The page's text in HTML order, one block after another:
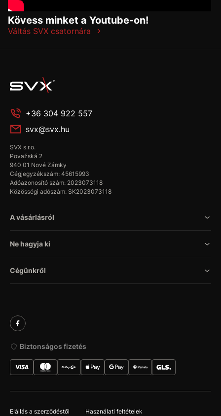
Kövess minket a Youtube-on!
Váltás SVX csatornára
+36 304 922 557
svx@svx.hu
SVX s.r.o.
Považská 2
940 01 Nové Zámky
Cégjegyzékszám: 45615993
Adóazonosító szám: 2023073118
Közösségi adószám: SK2023073118
A vásárlásról
Ne hagyja ki
Cégünkről
Biztonságos fizetés
Elállás a szerződéstől Használati feltételek